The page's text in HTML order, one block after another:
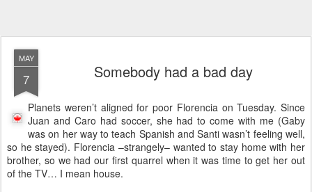
MAY
7 Somebody had a bad day
Planets weren’t aligned for poor Florencia on Tuesday. Since
Juan and Caro had soccer, she had to come with me (Gaby
was on her way to teach Spanish and Santi wasn’t feeling well,
so he stayed). Florencia –strangely– wanted to stay home with her
brother, so we had our first quarrel when it was time to get her out
of the TV… I mean house.